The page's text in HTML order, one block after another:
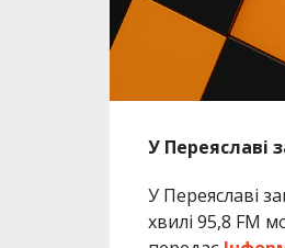
У Переяславі
У Переяславі
хвилі 95,8 FM